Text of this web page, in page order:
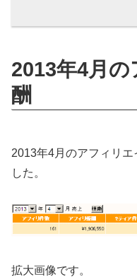
2013年4月
酬
2013年4月のアフィリ
した。
拡大画像です。